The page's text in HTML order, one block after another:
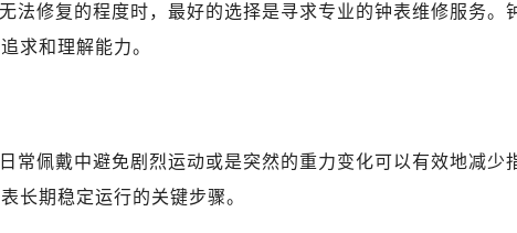
后服务中心（需提前预约）
务中心（需提前预约）
务中心（需提前预约）
服务中心（需提前预约）
服务中心（需提前预约）
法修复的程度时，最好的选择是寻求专业的钟表维修服务。
求和理解能力。
常佩戴中避免剧烈运动或是突然的重力变化可以有效地减少
长期稳定运行的关键步骤。